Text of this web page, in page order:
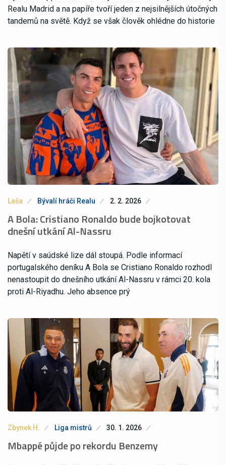
Realu Madrid a na papíře tvoří jeden z nejsilnějších útočných
tandemů na světě. Když se však člověk ohlédne do historie
Laša Bývalí hráči Realu 2. 2. 2026
A Bola: Cristiano Ronaldo bude bojkotovat
dnešní utkání Al-Nassru
Napětí v saúdské lize dál stoupá. Podle informací
portugalského deníku A Bola se Cristiano Ronaldo rozhodl
nenastoupit do dnešního utkání Al-Nassru v rámci 20. kola
proti Al-Riyadhu. Jeho absence prý
Zbynek H. Liga mistrů 30. 1. 2026
Mbappé půjde po rekordu Benzemy